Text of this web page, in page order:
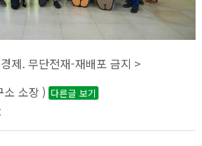
제. 무단전재-재배포 금지 >
소 소장 ) 다른글 보기